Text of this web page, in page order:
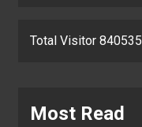
Total Visitor 840535
Most Read